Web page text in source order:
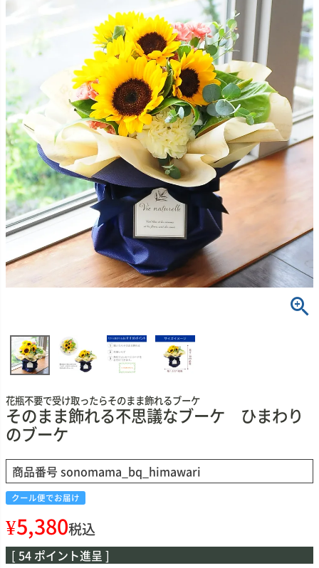
花瓶不要で受け取ったらそのまま飾れるブーケ
そのまま飾れる不思議なブーケ ひまわり
のブーケ
商品番号 sonomama_bq_himawari
クール便でお届け
¥5,380税込
[ 54 ポイント進呈 ]